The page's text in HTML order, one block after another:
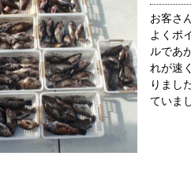
お客さ
よくポ
ルであ
れが速
りまし
ていま